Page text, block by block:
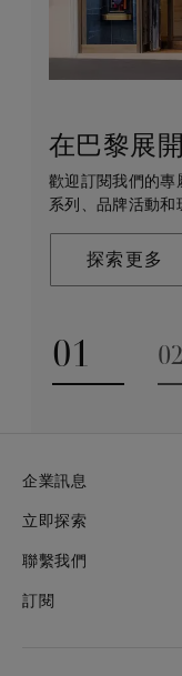
在巴黎展
歡迎訂閱我們的專
系列、品牌活動和
探索更多
守護永恒
De Beers 在全球
與鑽石原產地有直
探索更多
顧客服務
無論您是透過線上
力於為您提供個人
瞭解更多
De Beers
De Beers 成立於
鑽石珠寶的巔峰。
探索更多
01
Go to
02
企業訊息
立即探索
聯繫我們
訂閱